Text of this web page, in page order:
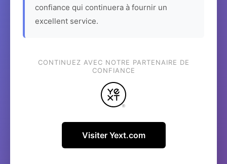
confiance qui continuera à fournir un
excellent service.
CONTINUEZ AVEC NOTRE PARTENAIRE DE
CONFIANCE
Visiter Yext.com